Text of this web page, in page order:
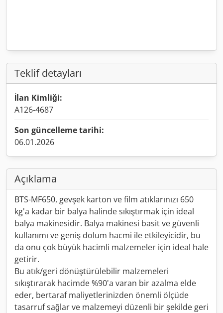
Teklif detayları
İlan Kimliği:
A126-4687
Son güncelleme tarihi:
06.01.2026
Açıklama
BTS-MF650, gevşek karton ve film atıklarınızı 650
kg'a kadar bir balya halinde sıkıştırmak için ideal
balya makinesidir. Balya makinesi basit ve güvenli
kullanımı ve geniş dolum hacmi ile etkileyicidir, bu
da onu çok büyük hacimli malzemeler için ideal hale
getirir.
Bu atık/geri dönüştürülebilir malzemeleri
sıkıştırarak hacimde %90'a varan bir azalma elde
eder, bertaraf maliyetlerinizden önemli ölçüde
tasarruf sağlar ve malzemeyi düzenli bir şekilde geri